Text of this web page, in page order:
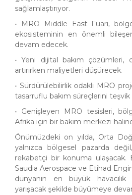
sağlamlaştırıyor.
• MRO Middle East Fuarı,
ekosisteminin en önemli
devam edecek.
• Yeni dijital bakım çözümleri,
artırırken maliyetleri düşürecek.
• Sürdürülebilirlik odaklı MRO
tasarruflu bakım süreçlerini
• Genişleyen MRO tesisleri,
Afrika için bir bakım merkezi
Önümüzdeki on yılda, Orta
yalnızca bölgesel pazarda
rekabetçi bir konuma ulaşacak.
Saudia Aerospace ve Etihad
dünyanın en büyük havacılık
yarışacak şekilde büyümeye